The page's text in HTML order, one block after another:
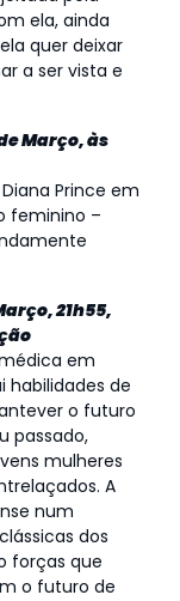
ela, ainda
quer deixar
a ser vista e
Março, às
Prince em
feminino –
21h55,
em
habilidades de
o futuro
passado,
mulheres
A
num
dos
forças que
o futuro de